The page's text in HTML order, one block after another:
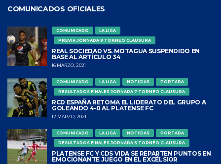
COMUNICADOS OFICIALES
COMUNICADO
LA LIGA
PREVIA JORNADA 8 TORNEO CLAUSURA
REAL SOCIEDAD VS. MOTAGUA SUSPENDIDO EN
BASE AL ARTÍCULO 34
16 MARZO, 2021
COMUNICADO LA LIGA NOTICIAS
PORTADA
RESULTADOS FINALES JORNADA 7 TORNEO CLAUSURA
RCD ESPAÑA RETOMA EL LIDERATO DEL GRUPO A
GOLEANDO 4-0 AL PLATENSE FC
12 MARZO, 2021
COMUNICADO LA LIGA NOTICIAS
PORTADA
RESULTADOS FINALES JORNADA 6 TORNEO CLAUSURA
PLATENSE FC Y CDS VIDA SE REPARTEN PUNTOS EN
EMOCIONANTE JUEGO EN EL EXCÉLSIOR